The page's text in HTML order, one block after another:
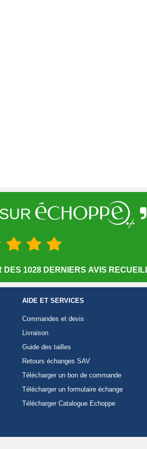
1028 DERNIERS AVIS
AIDE ET SERVICES
Commandes et devis
Livraison
Guide des tailles
Retours échanges SAV
Télécharger un bon de commande
Télécharger un formulaire échange
Télécharger Catalogue Echoppe